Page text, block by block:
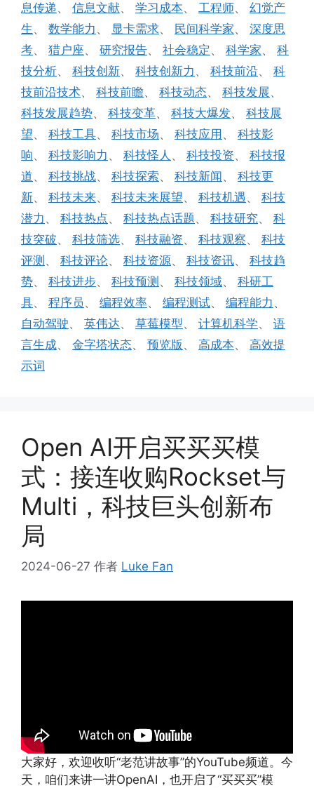
息传递 、 信息文献、 学习成本、 工程师、 幻觉产
生 、 数学能力 、 显卡需求、 民间科学家、 深度思
考、 猎户座、 研究报告、 社会稳定 、 科学家、 科
技分析、 科技创新、 科技创新力 、 科技前沿、 科
技前沿技术、 科技前瞻、 科技动态、 科技发展、
科技发展趋势、 科技变革、 科技大爆发、 科技展
望、 科技工具、 科技市场、 科技应用 、 科技影
响、 科技影响力 、 科技怪人 、 科技投资、 科技报
道、 科技挑战、 科技探索、 科技新闻、 科技更
新、 科技未来、 科技未来展望、 科技机遇、 科技
潜力 、 科技热点、 科技热点话题、 科技研究、 科
技突破、 科技筛选、 科技融资、 科技观察、 科技
评测、 科技评论、 科技资源、 科技资讯、 科技趋
势、 科技进步、 科技预测、 科技领域、 科研工
具、 程序员 、 编程效率、 编程测试、 编程能力 、
自动驾驶、 英伟达、 草莓模型、 计算机科学、 语
言生成、 金字塔状态、 预览版 、 高成本、 高效提
示词
Open AI开启买买买模
式：接连收购Rockset与
Multi，科技巨头创新布
局
2024-06-27 作者 Luke Fan
大家好，欢迎收听“老范讲故事”的YouTube频道。今
天，咱们来讲一讲OpenAI，也开启了“买买买”模